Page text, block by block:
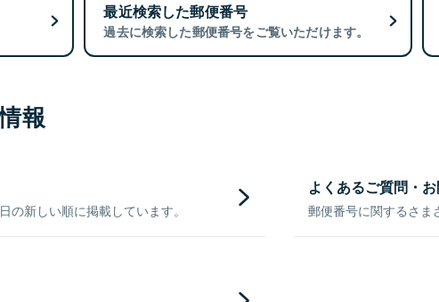
最近検索した郵便番号
過去に検索した郵便番号をご覧いただけます。
報
の新しい順に掲載しています。
よくあるご質問・
郵便番号に関するさま